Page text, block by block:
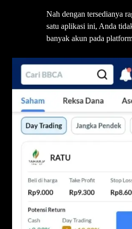
Nah dengan tersedianya
satu aplikasi ini, Anda
banyak akun pada